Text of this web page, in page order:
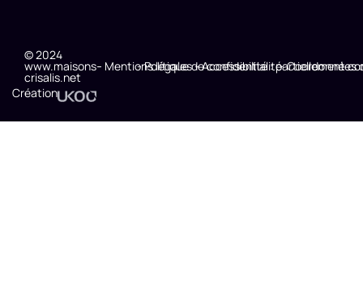
© 2024
www.maisons-
crisalis.net
- Mentions légales
- Politique de confidentialité
- Accessibilité : partiellement
- Coordonnées
Création